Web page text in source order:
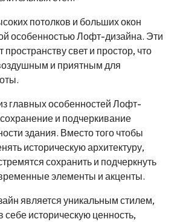
потолков и больших окон
особенностью Лофт-дизайна. Эти
свет и простор, что
и приятным для
главных особенностей Лофт-
и подчеркивание
здания. Вместо того чтобы
историческую архитектуру,
сохранить и подчеркнуть
элементы и акценты.
является уникальным стилем,
себе историческую ценность,